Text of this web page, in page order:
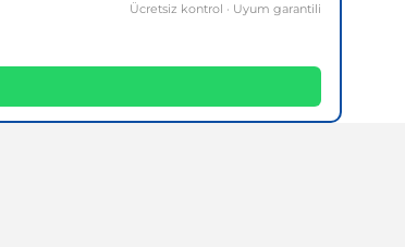
Ücretsiz kontrol · Uyum garantili